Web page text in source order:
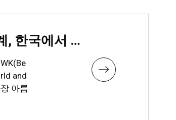
기획전시 BBDWK 〈세계, 한국에서 가장 아름다운 책〉
and
아름